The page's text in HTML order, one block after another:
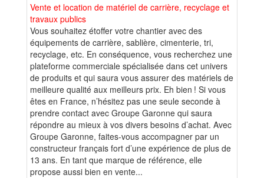
Vente et location de matériel de carrière, recyclage et
travaux publics
Vous souhaitez étoffer votre chantier avec des
équipements de carrière, sablière, cimenterie, tri,
recyclage, etc. En conséquence, vous recherchez une
plateforme commerciale spécialisée dans cet univers
de produits et qui saura vous assurer des matériels de
meilleure qualité aux meilleurs prix. Eh bien ! Si vous
êtes en France, n’hésitez pas une seule seconde à
prendre contact avec Groupe Garonne qui saura
répondre au mieux à vos divers besoins d’achat. Avec
Groupe Garonne, faites-vous accompagner par un
constructeur français fort d’une expérience de plus de
13 ans. En tant que marque de référence, elle
propose aussi bien en vente...